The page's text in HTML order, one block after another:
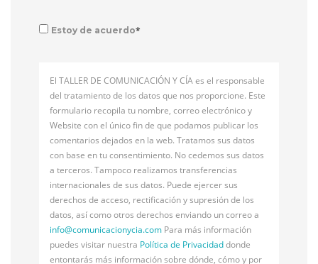
Estoy de acuerdo*
El TALLER DE COMUNICACIÓN Y CÍA es el responsable
del tratamiento de los datos que nos proporcione. Este
formulario recopila tu nombre, correo electrónico y
Website con el único fin de que podamos publicar los
comentarios dejados en la web. Tratamos sus datos
con base en tu consentimiento. No cedemos sus datos
a terceros. Tampoco realizamos transferencias
internacionales de sus datos. Puede ejercer sus
derechos de acceso, rectificación y supresión de los
datos, así como otros derechos enviando un correo a
info@comunicacionycia.com Para más información
puedes visitar nuestra Política de Privacidaddonde
entontarás más información sobre dónde, cómo y por